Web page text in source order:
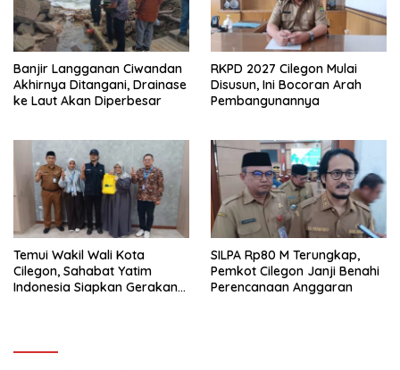
Banjir Langganan Ciwandan
Akhirnya Ditangani, Drainase
ke Laut Akan Diperbesar
RKPD 2027 Cilegon Mulai
Disusun, Ini Bocoran Arah
Pembangunannya
Temui Wakil Wali Kota
Cilegon, Sahabat Yatim
Indonesia Siapkan Gerakan
SILPA Rp80 M Terungkap,
Pemkot Cilegon Janji Benahi
Perencanaan Anggaran